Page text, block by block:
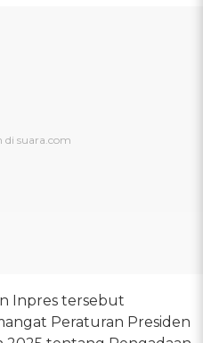
Inpres tersebut
Peraturan Presiden